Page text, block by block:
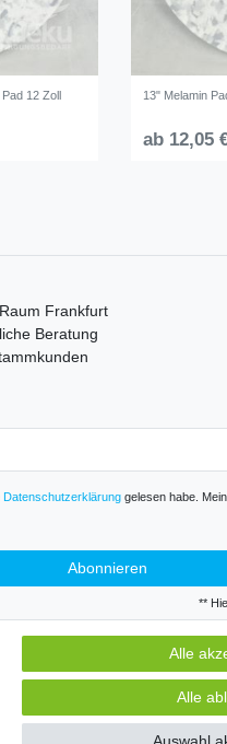
12 Zoll 13" Melamin
ab 12,05
Frankfurt
Beratung
Daten­schutz­erklärunggelesen habe.
Abonnieren
**
AGB Kontakt
Alle
Alle